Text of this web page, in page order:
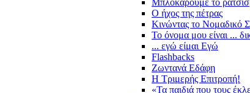
Μπλοκάρουμε το
Ο ήχος της πέτρας
Κινώντας το Νομαδικό
Το όνομα μου είναι ...
... εγώ είμαι Εγώ
Flashbacks
Ζωντανά Εδάφη
Η Τριμερής Επιτροπή!
«Τα παιδιά που τους